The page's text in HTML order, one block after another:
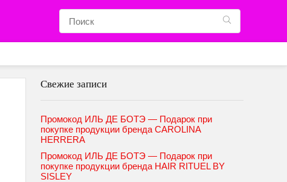
Свежие записи
Промокод ИЛЬ ДЕ БОТЭ — Подарок при
покупке продукции бренда CAROLINA
HERRERA
Промокод ИЛЬ ДЕ БОТЭ — Подарок при
покупке продукции бренда HAIR RITUEL BY
SISLEY